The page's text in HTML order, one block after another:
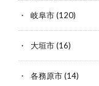
岐阜市(120)
大垣市(16)
各務原市(14)